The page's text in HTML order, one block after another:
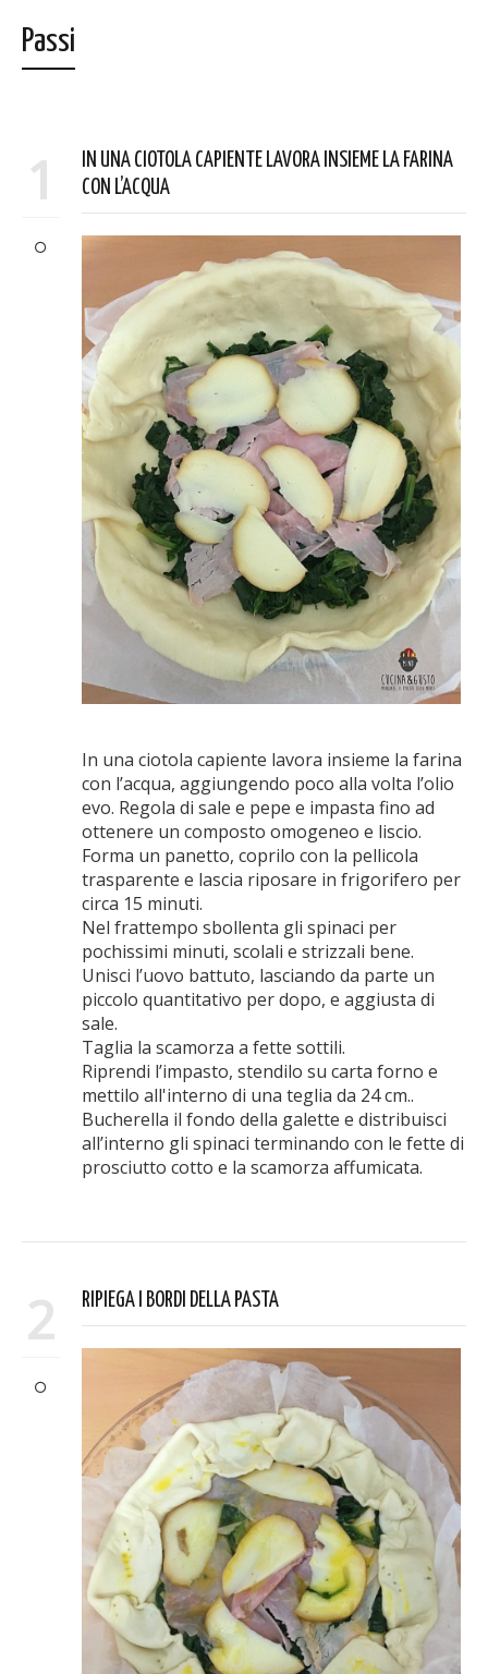
Passi
1
IN UNA CIOTOLA CAPIENTE LAVORA INSIEME LA FARINA
CON L’ACQUA
In una ciotola capiente lavora insieme la farina
con l’acqua, aggiungendo poco alla volta l’olio
evo. Regola di sale e pepe e impasta fino ad
ottenere un composto omogeneo e liscio.
Forma un panetto, coprilo con la pellicola
trasparente e lascia riposare in frigorifero per
circa 15 minuti.
Nel frattempo sbollenta gli spinaci per
pochissimi minuti, scolali e strizzali bene.
Unisci l’uovo battuto, lasciando da parte un
piccolo quantitativo per dopo, e aggiusta di
sale.
Taglia la scamorza a fette sottili.
Riprendi l’impasto, stendilo su carta forno e
mettilo all'interno di una teglia da 24 cm..
Bucherella il fondo della galette e distribuisci
all’interno gli spinaci terminando con le fette di
prosciutto cotto e la scamorza affumicata.
2 RIPIEGA I BORDI DELLA PASTA